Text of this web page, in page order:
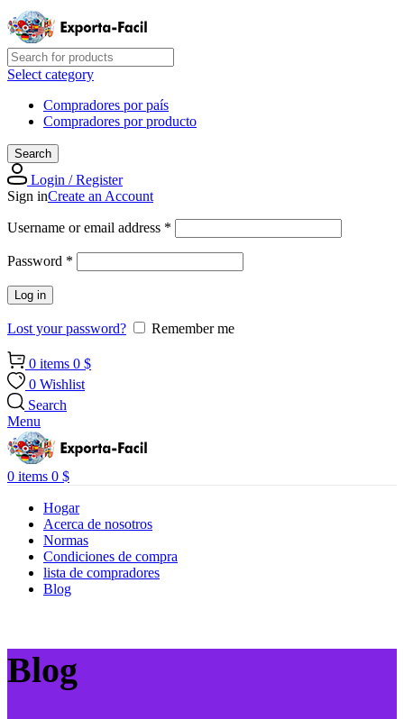
Select category
Compradores por país
Compradores por producto
Search
Login / Register
Sign inCreate an Account
Username or email address *
Password *
Log in
Lost your password? Remember me
0 items 0 $
0 Wishlist
Search
Menu
0 items 0 $
Hogar
Acerca de nosotros
Normas
Condiciones de compra
lista de compradores
Blog
Blog